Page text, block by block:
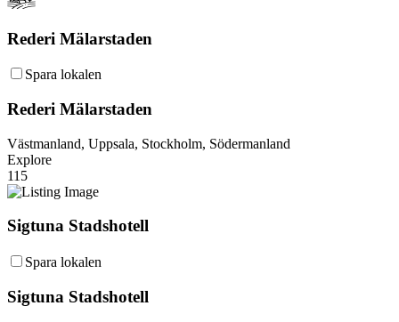
Rederi Mälarstaden
Spara lokalen
Rederi Mälarstaden
Västmanland, Uppsala, Stockholm, Södermanland
Explore
115
Sigtuna Stadshotell
Spara lokalen
Sigtuna Stadshotell